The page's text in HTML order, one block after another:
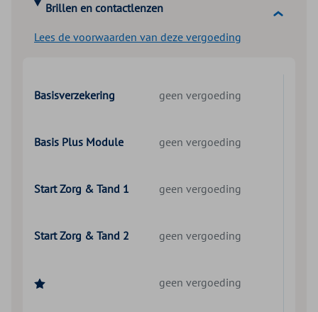
Brillen en contactlenzen
Lees de voorwaarden van deze vergoeding
Basisverzekering geen vergoeding
Basis Plus Module geen vergoeding
Start Zorg & Tand 1 geen vergoeding
Start Zorg & Tand 2 geen vergoeding
geen vergoeding